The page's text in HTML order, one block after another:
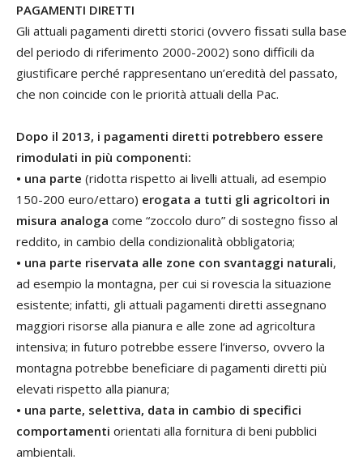
PAGAMENTI DIRETTI
Gli attuali pagamenti diretti storici (ovvero fissati sulla base
del periodo di riferimento 2000-2002) sono difficili da
giustificare perché rappresentano un’eredità del passato,
che non coincide con le priorità attuali della Pac.
Dopo il 2013, i pagamenti diretti potrebbero essere
rimodulati in più componenti:
• una parte (ridotta rispetto ai livelli attuali, ad esempio
150-200 euro/ettaro) erogata a tutti gli agricoltori in
misura analoga come “zoccolo duro” di sostegno fisso al
reddito, in cambio della condizionalità obbligatoria;
• una parte riservata alle zone con svantaggi naturali,
ad esempio la montagna, per cui si rovescia la situazione
esistente; infatti, gli attuali pagamenti diretti assegnano
maggiori risorse alla pianura e alle zone ad agricoltura
intensiva; in futuro potrebbe essere l’inverso, ovvero la
montagna potrebbe beneficiare di pagamenti diretti più
elevati rispetto alla pianura;
• una parte, selettiva, data in cambio di specifici
comportamenti orientati alla fornitura di beni pubblici
ambientali.